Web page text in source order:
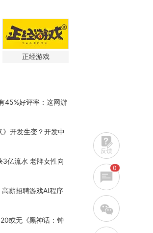
正经游戏
45%好评率：这网游
开发生变？开发中
3亿流水 老牌女性向
薪招聘游戏AI程序
或无《黑神话：钟
反馈
0
w